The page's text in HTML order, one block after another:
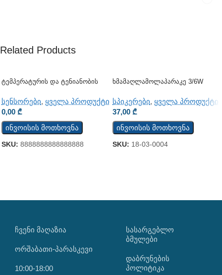
Related Products
Ტემპერატურის Და Ტენიანობის
TSH202v3
სენსორები, ყველა პროდუქტი
0,00 ₾
ინვოისის მოთხოვნა
SKU: 8888888888888888
Ხმამაღლამოლაპარაკე 3/6W
სპიკერები, ყველა პროდუქტი
37,00 ₾
ინვოისის მოთხოვნა
SKU: 18-03-0004
ᲩᲕᲔᲜᲘ ᲛᲐᲦᲐᲖᲘᲐ
ორშაბათი-პარასკევი
10:00-18:00
ᲡᲐᲡᲐᲠᲒᲔᲑᲚᲝ
ᲑᲛᲣᲚᲔᲑᲘ
დაბრუნების
პოლიტიკა